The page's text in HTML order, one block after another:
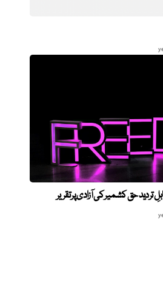
تردید حق کشمیر کی آزادی پر تقریر